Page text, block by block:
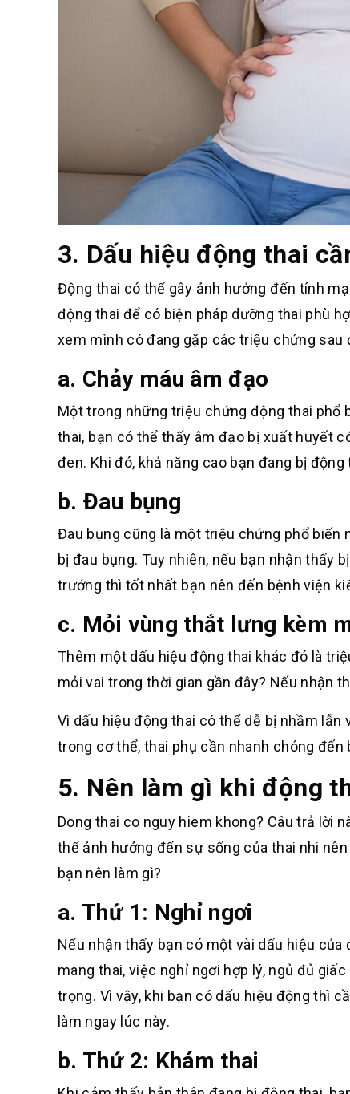
3. Dấu hiệu động thai
Động thai có thể gây ảnh hưởng đến tính
động thai để có biện pháp dưỡng thai phù
xem mình có đang gặp các triệu chứng sau
a. Chảy máu âm đạo
Một trong những triệu chứng động thai phổ
thai, bạn có thể thấy âm đạo bị xuất huyết
đen. Khi đó, khả năng cao bạn đang bị động
b. Đau bụng
Đau bụng cũng là một triệu chứng phổ biến
bị đau bụng. Tuy nhiên, nếu bạn nhận thấy
trướng thì tốt nhất bạn nên đến bệnh viện
c. Mỏi vùng thắt lưng kèm
Thêm một dấu hiệu động thai khác đó là
mỏi vai trong thời gian gần đây? Nếu nhận
Vì dấu hiệu động thai có thể dễ bị nhầm
trong cơ thể, thai phụ cần nhanh chóng
5. Nên làm gì khi động
Dong thai co nguy hiem khong? Câu trả lời
thể ảnh hưởng đến sự sống của thai nhi
bạn nên làm gì?
a. Thứ 1: Nghỉ ngơi
Nếu nhận thấy bạn có một vài dấu hiệu
mang thai, việc nghỉ ngơi hợp lý, ngủ đủ
trọng. Vì vậy, khi bạn có dấu hiệu động thì
làm ngay lúc này.
b. Thứ 2: Khám thai